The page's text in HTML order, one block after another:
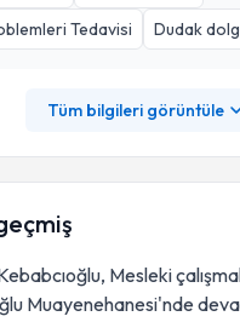
Tedavisi
Dudak
Tüm bilgileri görüntüle
Mesleki
Muayenehanesi'nde